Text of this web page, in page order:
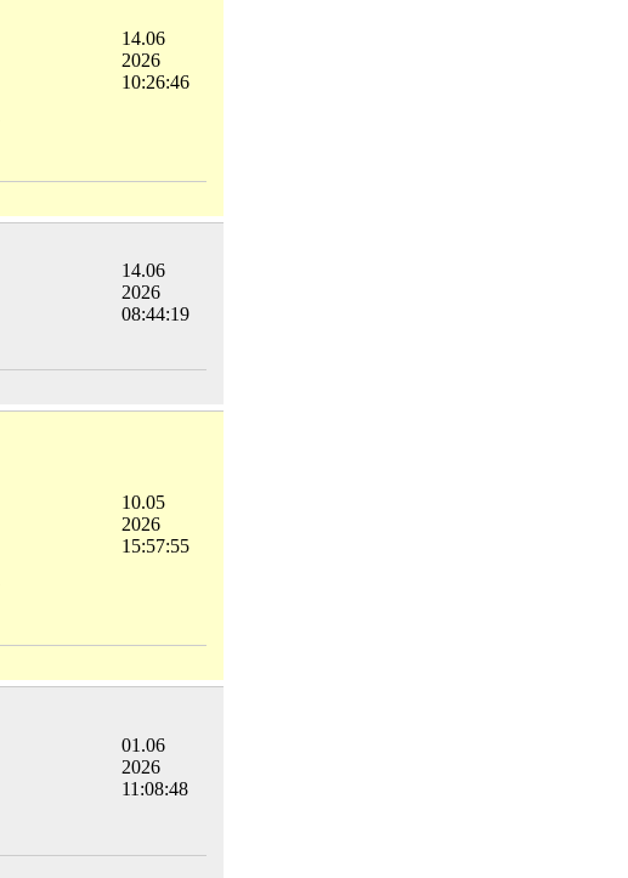
14.06
2026
10:26:46
14.06
2026
08:44:19
10.05
2026
15:57:55
01.06
2026
11:08:48